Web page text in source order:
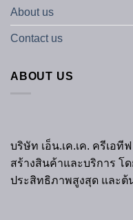
About us
Contact us
ABOUT US
บริษัท เอ็น.เค.เค. ครีเอที
สร้างสินค้าและบริการ โ
ประสิทธิภาพสูงสุด และต้